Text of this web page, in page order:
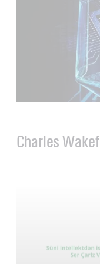
Charles